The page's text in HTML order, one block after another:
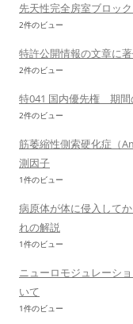
先天性完全房室ブロッ
2件のビュー
特許公開情報の文章に
2件のビュー
特041 国内優先権 期間
2件のビュー
筋萎縮性側索硬化症（
測因子
1件のビュー
病原体が体に侵入して
れの解説
1件のビュー
ニューロモジュレーシ
いて
1件のビュー